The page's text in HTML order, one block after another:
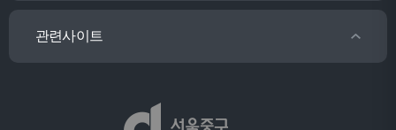
관련사이트